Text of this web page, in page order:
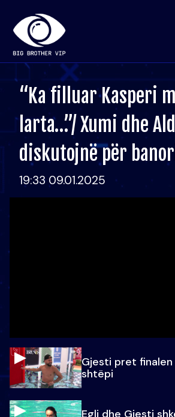
“Ka filluar Kasperi
larta…”/ Xumi dhe
diskutojnë për
19:33 09.01.2025
Gjesti pret
shtëpi